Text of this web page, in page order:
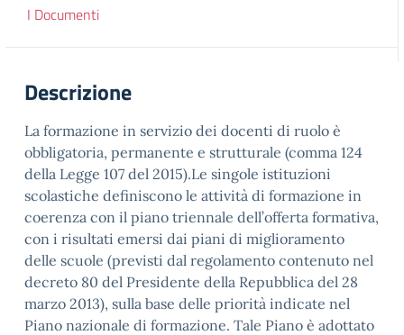
I Documenti
Descrizione
La formazione in servizio dei docenti di ruolo è
obbligatoria, permanente e strutturale (comma 124
della Legge 107 del 2015).Le singole istituzioni
scolastiche definiscono le attività di formazione in
coerenza con il piano triennale dell’offerta formativa,
con i risultati emersi dai piani di miglioramento
delle scuole (previsti dal regolamento contenuto nel
decreto 80 del Presidente della Repubblica del 28
marzo 2013), sulla base delle priorità indicate nel
Piano nazionale di formazione. Tale Piano è adottato